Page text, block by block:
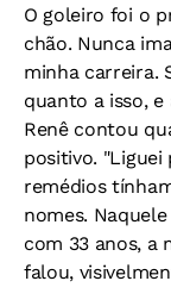
O goleiro foi o
chão. Nunca
minha carreira.
quanto a isso, e
Renê contou
positivo. "Liguei
remédios
nomes.
com 33 anos, a
falou,